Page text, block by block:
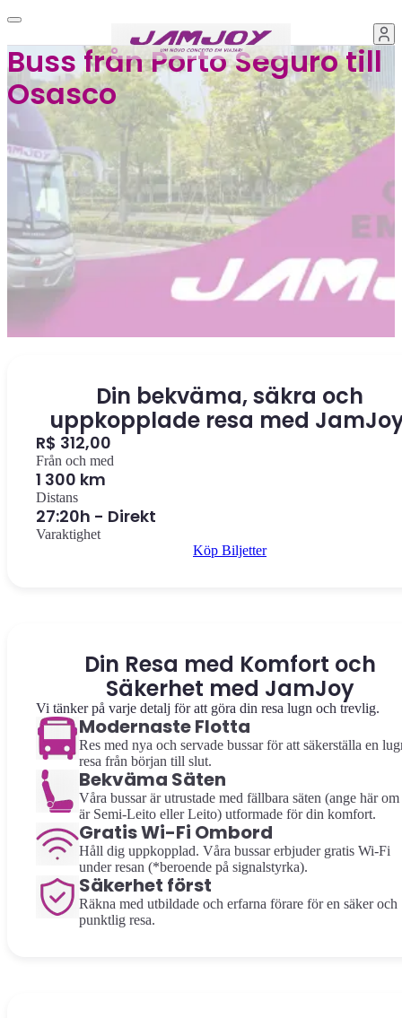
Buss från Porto Seguro till
Osasco
Din bekväma, säkra och
uppkopplade resa med
R$ 312,00
Från och med
1 300 km
Distans
27:20h - Direkt
Varaktighet
Köp Biljetter
Din Resa med Komfort och
Säkerhet med JamJoy
Vi tänker på varje detalj för att göra din resa lugn och trevlig.
Modernaste Flotta
Res med nya och servade bussar för att säkerställa en
resa från början till slut.
Bekväma Säten
Våra bussar är utrustade med fällbara säten (ange här om
är Semi-Leito eller Leito) utformade för din komfort.
Gratis Wi-Fi Ombord
Håll dig uppkopplad. Våra bussar erbjuder gratis Wi-Fi
under resan (*beroende på signalstyrka).
Säkerhet först
Räkna med utbildade och erfarna förare för en säker och
punktlig resa.